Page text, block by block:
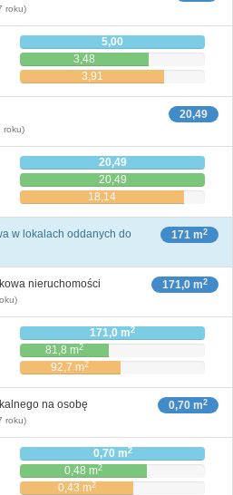
roku)
5,00
3,48
3,91
20,49
roku)
20,49
20,49
18,14
171 m2
w lokalach oddanych do
171,0 m2
nieruchomości
171,0 m2
81,8 m2
92,7 m2
0,70 m2
na osobę
roku)
0,70 m2
0,48 m2
0,43 m2